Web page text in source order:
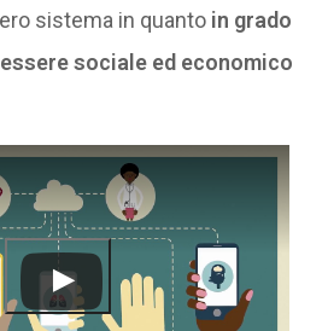
sistema in quanto in grado
sociale ed economico